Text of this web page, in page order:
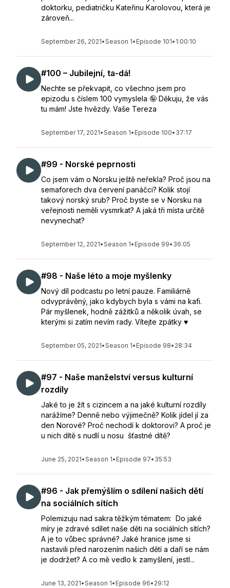
doktorku, pediatričku Kateřinu Karolovou, která je
zároveň...
September 26, 2021•Season 1• Episode 101• 1:00:10
#100 – Jubilejní, ta-dá!
Nechte se překvapit, co všechno jsem pro
epizodu s číslem 100 vymyslela 🤪 Děkuju, že vás
tu mám! Jste hvězdy. Vaše Tereza
September 17, 2021•Season 1• Episode 100• 37:17
#99 - Norské peprnosti
Co jsem vám o Norsku ještě neřekla? Proč jsou na
semaforech dva červení panáčci? Kolik stojí
takový norský srub? Proč byste se v Norsku na
veřejnosti neměli vysmrkat? A jaká tři místa určitě
nevynechat?
September 12, 2021•Season 1• Episode 99• 36:05
#98 - Naše léto a moje myšlenky
Nový díl podcastu po letní pauze. Familiárně
odvyprávěný, jako kdybych byla s vámi na kafi.
Pár myšlenek, hodně zážitků a několik úvah, se
kterými si zatím nevím rady. Vítejte zpátky ♥️
September 05, 2021•Season 1• Episode 98• 28:34
#97 - Naše manželství versus kulturní
rozdíly
Jaké to je žít s cizincem a na jaké kulturní rozdíly
narážíme? Denně nebo výjimečně? Kolik jídel jí za
den Norové? Proč nechodí k doktorovi? A proč je
u nich dítě s nudlí u nosu šťastné dítě?
June 25, 2021•Season 1• Episode 97• 35:53
#96 - Jak přemýšlím o sdílení našich dětí
na sociálních sítích
Polemizuju nad sakra těžkým tématem: Do jaké
míry je zdravé sdílet naše děti na sociálních sítích?
A je to vůbec správné? Jaké hranice jsme si
nastavili před narozením našich dětí a daří se nám
je dodržet? A co mě vedlo k zamyšlení, jestl...
June 13, 2021•Season 1• Episode 96• 29:12